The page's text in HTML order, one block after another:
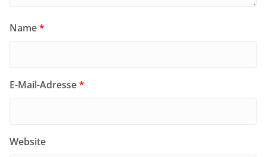
Name*
E-Mail-Adresse*
Website